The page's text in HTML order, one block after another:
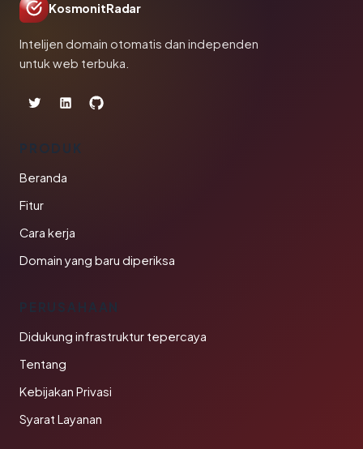
KosmonitRadar
Intelijen domain otomatis dan independen
untuk web terbuka.
PRODUK
Beranda
Fitur
Cara kerja
Domain yang baru diperiksa
PERUSAHAAN
Didukung infrastruktur tepercaya
Tentang
Kebijakan Privasi
Syarat Layanan